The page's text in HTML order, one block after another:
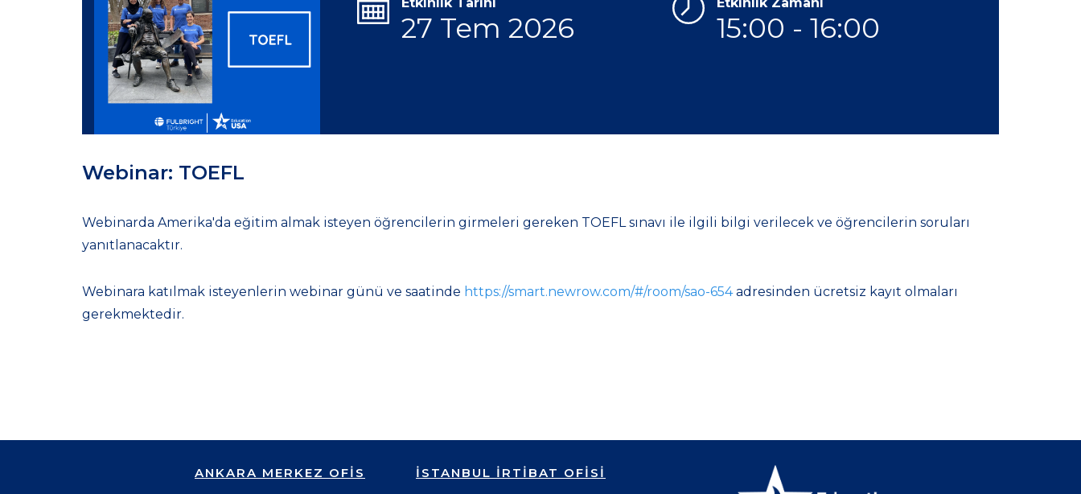
27 Tem 2026 15:00 - 16:00
Webinar: TOEFL
Webinarda Amerika'da eğitim almak isteyen öğrencilerin girmeleri gereken TOEFL sınavı ile ilgili bilgi verilecek ve öğrencilerin soruları
yanıtlanacaktır.
Webinara katılmak isteyenlerin webinar günü ve saatinde https://smart.newrow.com/#/room/sao-654adresinden ücretsiz kayıt olmaları
gerekmektedir.
ANKARA MERKEZ OFİS İSTANBUL İRTİBAT OFİSİ